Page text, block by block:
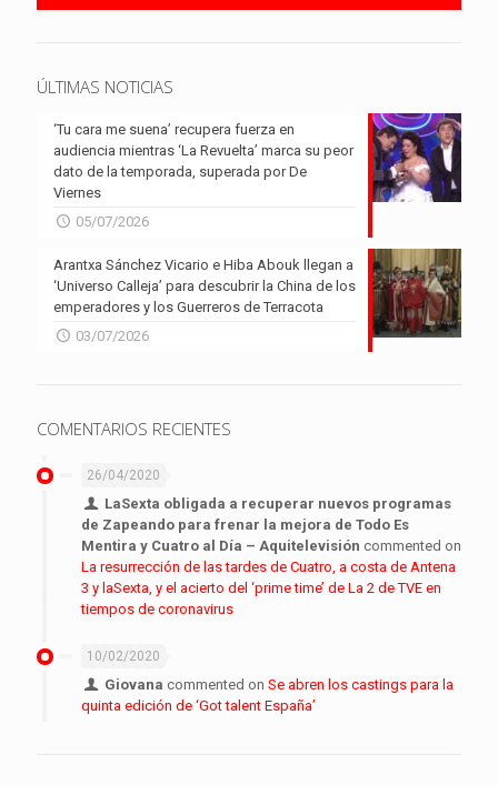
ÚLTIMAS NOTICIAS
‘Tu cara me suena’ recupera fuerza en
audiencia mientras ‘La Revuelta’ marca su peor
dato de la temporada, superada por De
Viernes
05/07/2026
Arantxa Sánchez Vicario e Hiba Abouk llegan a
‘Universo Calleja’ para descubrir la China de los
emperadores y los Guerreros de Terracota
03/07/2026
COMENTARIOS RECIENTES
26/04/2020
LaSexta obligada a recuperar nuevos programas
de Zapeando para frenar la mejora de Todo Es
Mentira y Cuatro al Día – Aquitelevisión commented on
La resurrección de las tardes de Cuatro, a costa de Antena
3 y laSexta, y el acierto del ‘prime time’ de La 2 de TVE en
tiempos de coronavirus
10/02/2020
Giovana commented onSe abren los castings para la
quinta edición de ‘Got talent España’